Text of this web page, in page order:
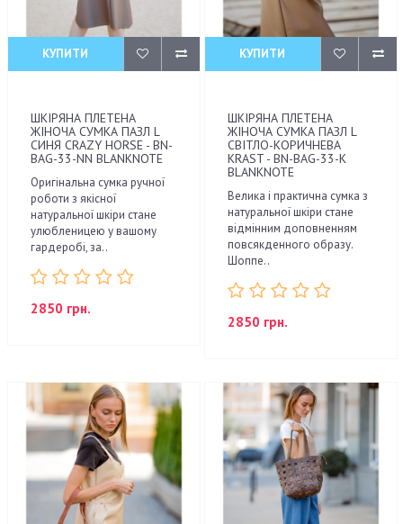
КУПИТИ
ШКІРЯНА ПЛЕТЕНА
ЖІНОЧА СУМКА ПАЗЛ L
СИНЯ CRAZY HORSE - BN-
BAG-33-NN BLANKNOTE
Оригінальна сумка ручної
роботи з якісної
натуральної шкіри стане
улюбленицею у вашому
гардеробі, за..
2850 грн.
КУПИТИ
ШКІРЯНА ПЛЕТЕНА
ЖІНОЧА СУМКА ПАЗЛ L
СВІТЛО-КОРИЧНЕВА
KRAST - BN-BAG-33-K
BLANKNOTE
Велика і практична сумка з
натуральної шкіри стане
відмінним доповненням
повсякденного образу.
Шоппе..
2850 грн.